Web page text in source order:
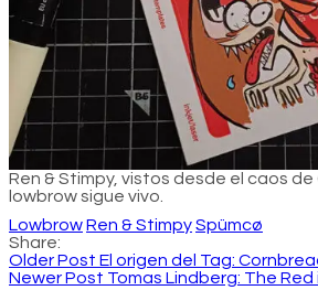
Ren & Stimpy, vistos desde el caos de
lowbrow sigue vivo.
LowbrowRen & StimpySpümcø
Share:
Older Post El origen del Tag:
Newer Post Tomas Lindberg: The Red